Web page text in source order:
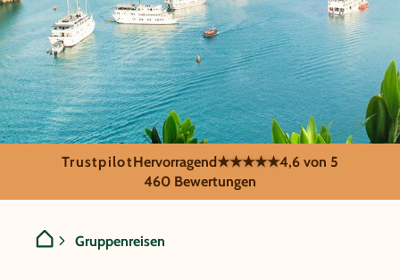
Vietnam
TrustpilotHervorragend★★★★★4,6 von 5
460 Bewertungen
Gruppenreisen